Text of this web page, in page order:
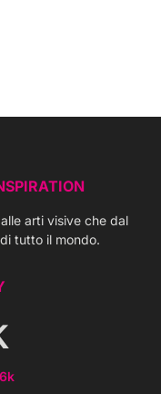
arti visive che dal
tutto il mondo.